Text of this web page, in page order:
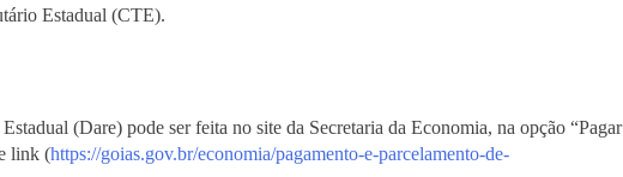
Estadual (CTE).
(Dare) pode ser feita no site da Secretaria da Economia, na opção “Pagar
link (https://goias.gov.br/economia/pagamento-e-parcelamento-de-